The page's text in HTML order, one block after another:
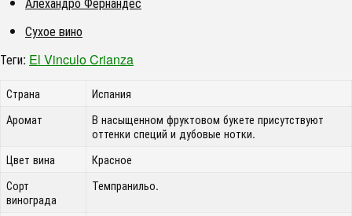
Сухое вино
Теги: El Vinculo Crianza
Страна
Испания
Аромат
В насыщенном фруктовом букете присутствуют
оттенки специй и дубовые нотки.
Цвет вина
Красное
Сорт
винограда
Темпранильо.